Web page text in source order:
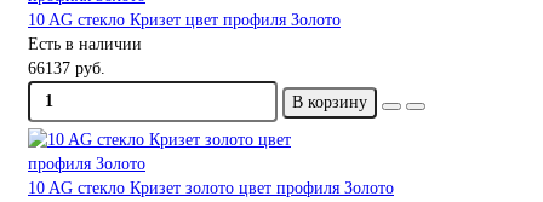
10 AG стекло Кризет цвет профиля Золото
Есть в наличии
66137 руб.
В корзину
10 AG стекло Кризет золото цвет профиля Золото